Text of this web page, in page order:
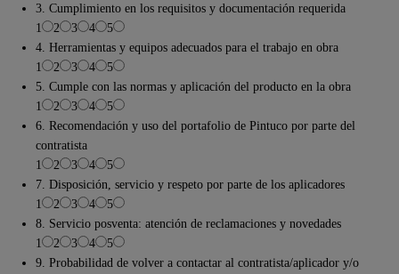
3. Cumplimiento en los requisitos y documentación requerida
1
2 3 4
5
4. Herramientas y equipos adecuados para el trabajo en obra
1
2 3 4
5
5. Cumple con las normas y aplicación del producto en la obra
1
2 3 4
5
6. Recomendación y uso del portafolio de Pintuco por parte del
contratista
1
2 3 4
5
7. Disposición, servicio y respeto por parte de los aplicadores
1
2 3 4
5
8. Servicio posventa: atención de reclamaciones y novedades
1
2 3 4
5
9. Probabilidad de volver a contactar al contratista/aplicador y/o